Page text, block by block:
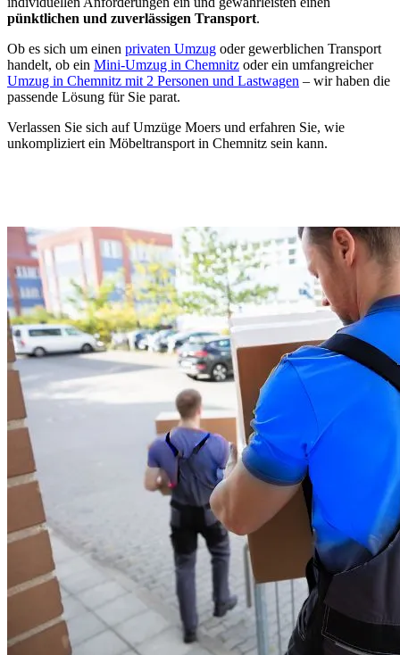
pünktlichen und zuverlässigen Transport.
Ob es sich um einen privaten Umzug oder gewerblichen Transport
handelt, ob ein Mini-Umzug in Chemnitz oder ein umfangreicher
Umzug in Chemnitz mit 2 Personen und Lastwagen – wir haben die
passende Lösung für Sie parat.
Verlassen Sie sich auf Umzüge Moers und erfahren Sie, wie
unkompliziert ein Möbeltransport in Chemnitz sein kann.